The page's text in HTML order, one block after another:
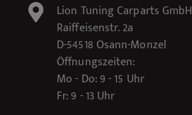
Lion Tuning Carparts GmbH
Raiffeisenstr. 2a
D-54518 Osann-Monzel
Öffnungszeiten:
Mo - Do: 9 - 15 Uhr
Fr: 9 - 13 Uhr